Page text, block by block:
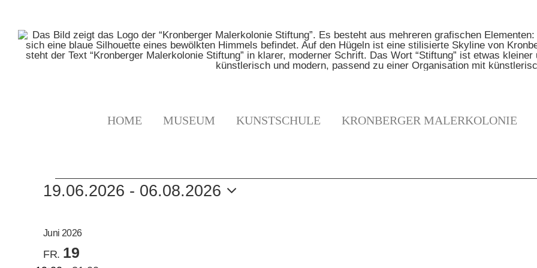
springen
HOME MUSEUM KUNSTSCHULE KRONBERGER MALERKOLONIE
VERANSTALTUNGEN
19.06.2026 - 06.08.2026
auswählen.
Juni 2026
FR. 19